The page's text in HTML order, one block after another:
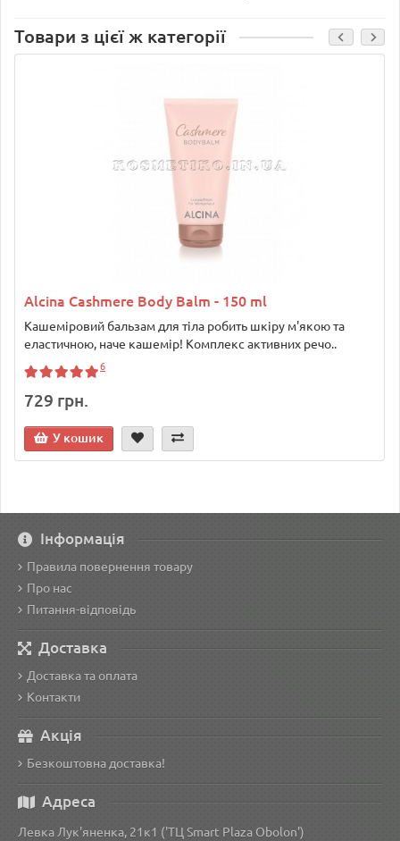
Товари з цієї ж категорії
Alcina Cashmere Body Balm - 150 ml
Кашеміровий бальзам для тіла робить шкіру м'якою та
еластичною, наче кашемір! Комплекс активних речо..
6
729 грн.
У кошик
Інформація
Правила повернення товару
Про нас
Питання-відповідь
Доставка
Доставка та оплата
Контакти
Акція
Безкоштовна доставка!
Адреса
Левка Лук'яненка, 21к1 ('ТЦ Smart Plaza Obolon')